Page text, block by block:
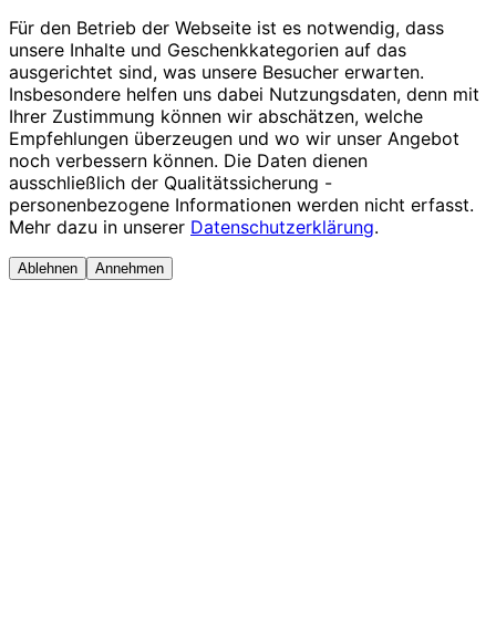
Für den Betrieb der Webseite ist es notwendig, dass
unsere Inhalte und Geschenkkategorien auf das
ausgerichtet sind, was unsere Besucher erwarten.
Insbesondere helfen uns dabei Nutzungsdaten, denn mit
Ihrer Zustimmung können wir abschätzen, welche
Empfehlungen überzeugen und wo wir unser Angebot
noch verbessern können. Die Daten dienen
ausschließlich der Qualitätssicherung -
personenbezogene Informationen werden nicht erfasst.
Mehr dazu in unserer Datenschutzerklärung.
Ablehnen Annehmen